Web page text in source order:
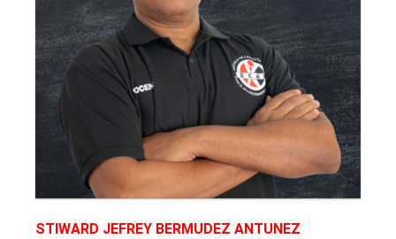
STIWARD JEFREY BERMUDEZ ANTUNEZ